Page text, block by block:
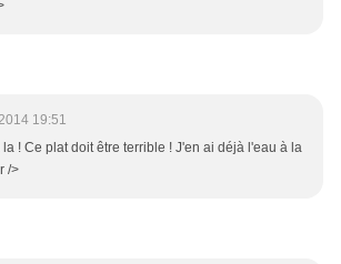
19:51
la ! Ce plat doit être terrible ! J'en ai déjà l'eau à la
/>